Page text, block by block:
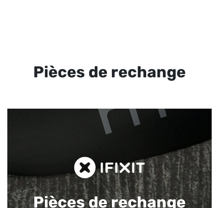
Pièces de rechange
Pièces de rechange